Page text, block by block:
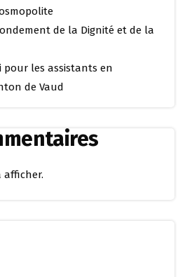
de la Dignité et de la
pour les assistants en
de Vaud
afficher.